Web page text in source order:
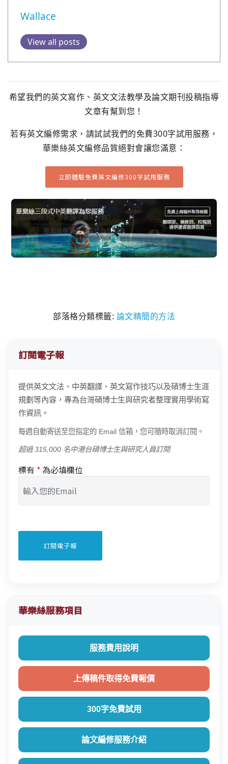
Wallace
View all posts
希望我們的英文寫作、英文文法教學及論文期刊投稿指導
文章有幫到您！
若有英文編修需求，請試試我們的免費300字試用服務，
華樂絲英文編修品質絕對會讓您滿意：
立即體驗免費英文編修300字試用服務
部落格分類標籤: 論文精簡的方法
訂閱電子報
提供英文文法、中英翻譯、英文寫作技巧以及碩博士生涯
規劃等內容，專為台灣碩博士生與研究者整理實用學術寫
作資訊。
每週自動寄送至您指定的 Email 信箱，您可隨時取消訂閱。
超過 315,000 名中港台碩博士生與研究人員訂閱
標有 * 為必填欄位
華樂絲服務項目
服務費用說明
上傳稿件取得免費報價
300字免費試用
論文編修服務介紹